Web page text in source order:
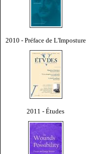
2010 - Préface de L'Imposture
2011 - Études